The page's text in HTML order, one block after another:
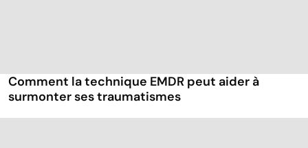
Comment la technique EMDR peut aider à
surmonter ses traumatismes